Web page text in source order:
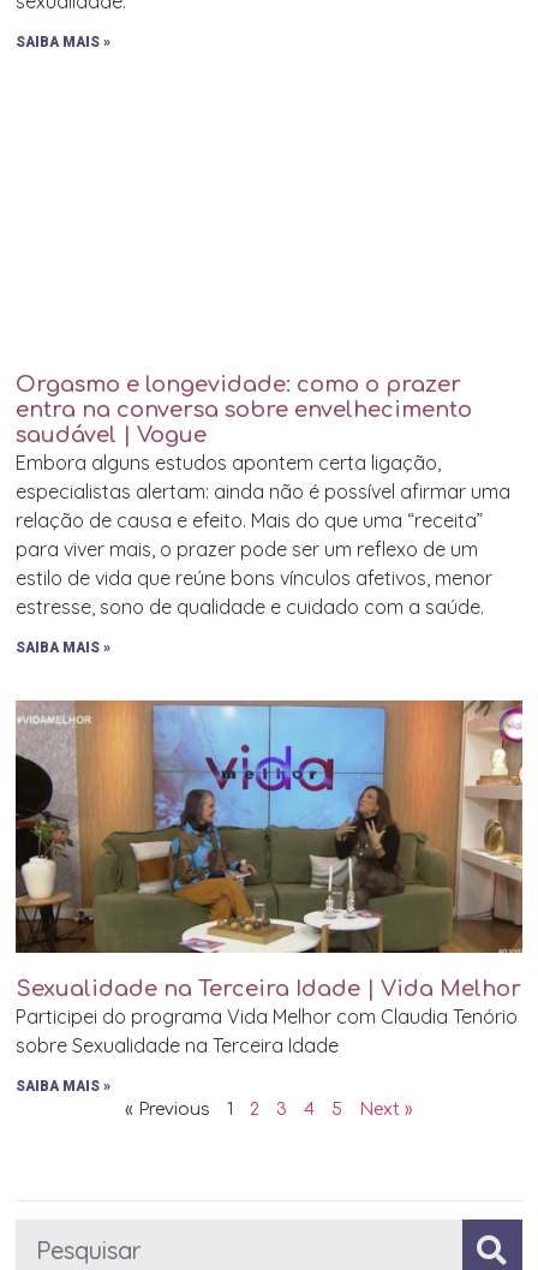
SAIBA MAIS »
Orgasmo e longevidade: como o prazer
entra na conversa sobre envelhecimento
saudável | Vogue
Embora alguns estudos apontem certa ligação,
especialistas alertam: ainda não é possível afirmar uma
relação de causa e efeito. Mais do que uma “receita”
para viver mais, o prazer pode ser um reflexo de um
estilo de vida que reúne bons vínculos afetivos, menor
estresse, sono de qualidade e cuidado com a saúde.
SAIBA MAIS »
Sexualidade na Terceira Idade | Vida Melhor
Participei do programa Vida Melhor com Claudia Tenório
sobre Sexualidade na Terceira Idade
SAIBA MAIS »
« Previous 1 2 3 4 5 Next »